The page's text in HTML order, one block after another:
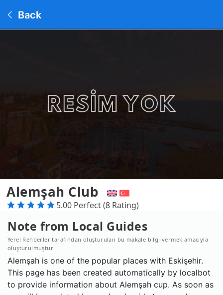
Back
Alemşah Club
5.00 Perfect (8 Rating)
Note from Local Guides
Yerel Rehberler tarafından oluşturulan bu makale bilgi vermek amacıyla
oluşturulmuştur.
Alemşah is one of the popular places with Eskişehir.
This page has been created automatically by localbot
to provide information about Alemşah cup. As soon as